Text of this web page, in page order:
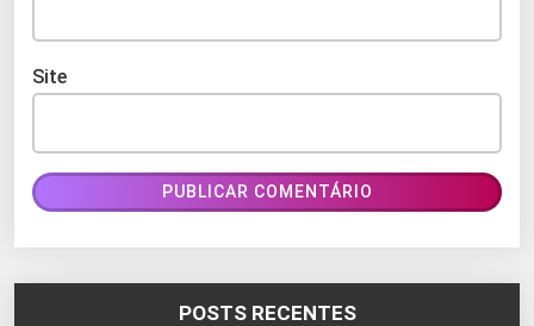
Site
POSTS RECENTES